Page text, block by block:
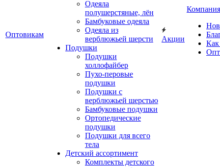
Оптовикам
Одеяла
полушерстяные, лён
Бамбуковые одеяла
Одеяла из
верблюжьей шерсти
Подушки
Подушки
холлофайбер
Пухо-перовые
подушки
Подушки с
верблюжьей шерстью
Бамбуковые подушки
Ортопедические
подушки
Подушки для всего
тела
Детский ассортимент
Комплекты детского
Акции
Компания
Как